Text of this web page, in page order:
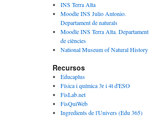
INS Terra Alta
Moodle INS Julio Antonio.
Departament de naturals
Moodle INS Terra Alta. Departament
de ciències
National Museum of Natural History
Recursos
Educaplus
Física i química 3r i 4t d'ESO
FisLab.net
FisQuiWeb
Ingredients de l'Univers (Edu 365)